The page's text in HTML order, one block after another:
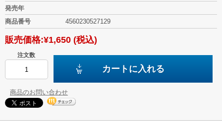
発売年
商品番号
4560230527129
販売価格:¥1,650 (税込)
注文数
カートに入れる
商品のお問い合わせ